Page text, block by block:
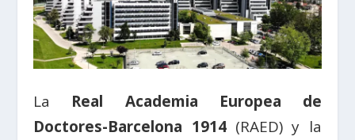
La Real Academia Europea de
Doctores-Barcelona 1914(RAED) y la